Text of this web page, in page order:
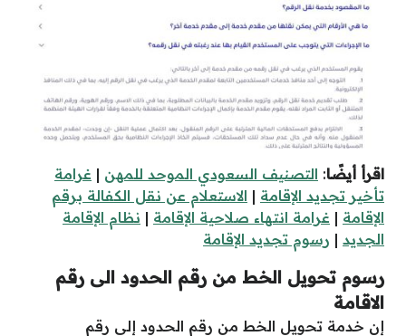
اقرأ أيضًا: التصنيف السعودي الموحد للمهن | غرامة
تأخير تجديد الإقامة | الاستعلام عن نقل الكفالة برقم
الإقامة | غرامة انتهاء صلاحية الإقامة | نظام الإقامة
الجديد | رسوم تجديد الإقامة
رسوم تحويل الخط من رقم الحدود الى رقم
الاقامة
إن خدمة تحويل الخط من رقم الحدود إلى رقم